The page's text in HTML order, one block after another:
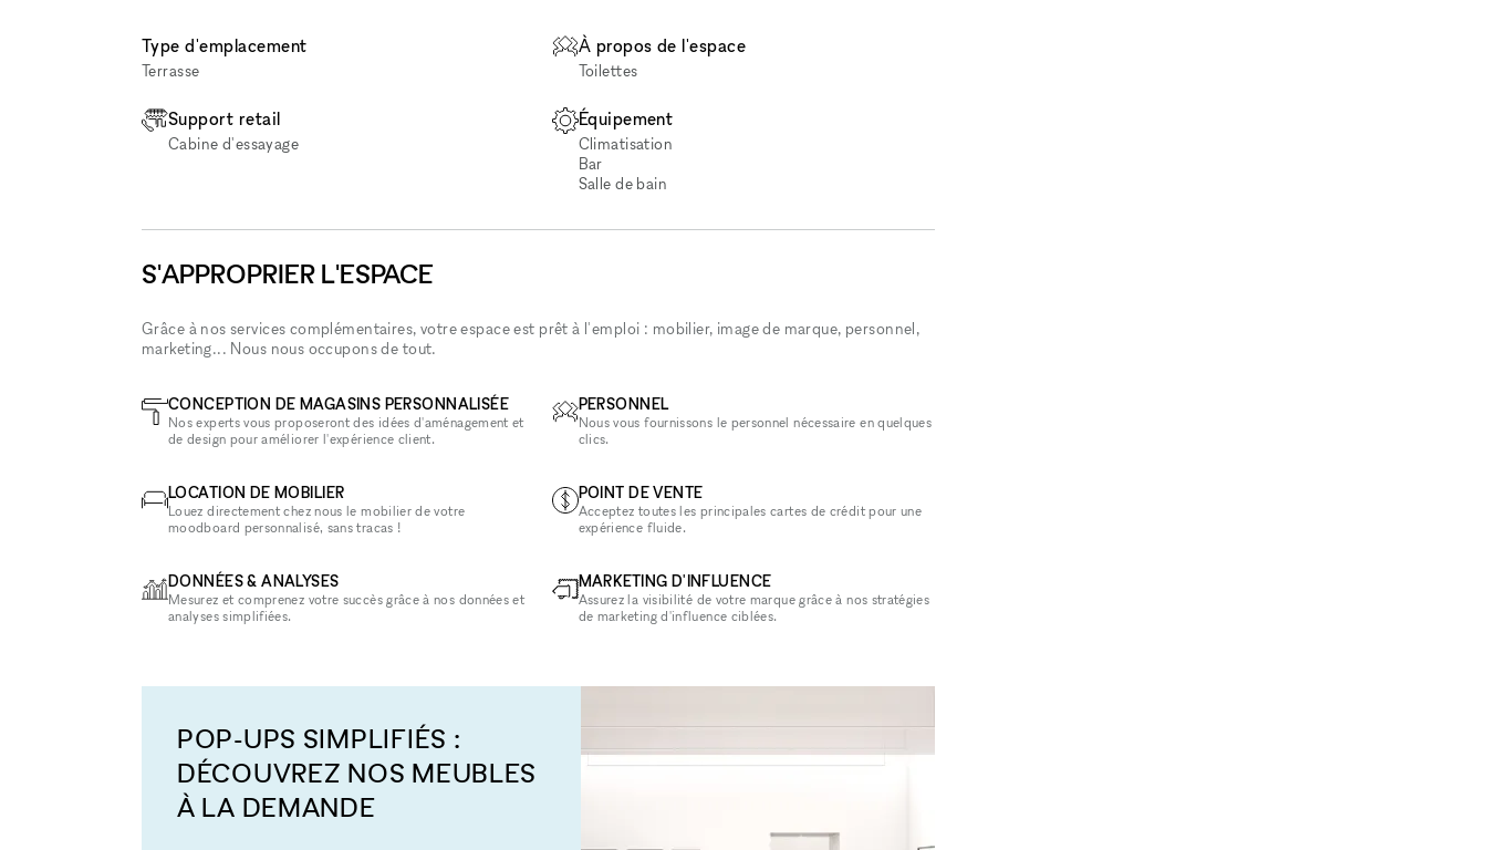
Type d'emplacement
Terrasse
À propos de l'espace
Toilettes
Support retail
Cabine d'essayage
Équipement
Climatisation
Bar
Salle de bain
S'APPROPRIER L'ESPACE
Grâce à nos services complémentaires, votre espace est prêt à l'emploi : mobilier, image de marque, personnel,
marketing... Nous nous occupons de tout.
CONCEPTION DE MAGASINS PERSONNALISÉE
Nos experts vous proposeront des idées d'aménagement et
de design pour améliorer l'expérience client.
LOCATION DE MOBILIER
Louez directement chez nous le mobilier de votre
moodboard personnalisé, sans tracas !
DONNÉES & ANALYSES
Mesurez et comprenez votre succès grâce à nos données et
analyses simplifiées.
PERSONNEL
Nous vous fournissons le personnel nécessaire en quelques
clics.
POINT DE VENTE
Acceptez toutes les principales cartes de crédit pour une
expérience fluide.
MARKETING D'INFLUENCE
Assurez la visibilité de votre marque grâce à nos stratégies
de marketing d'influence ciblées.
POP-UPS SIMPLIFIÉS :
DÉCOUVREZ NOS MEUBLES
À LA DEMANDE